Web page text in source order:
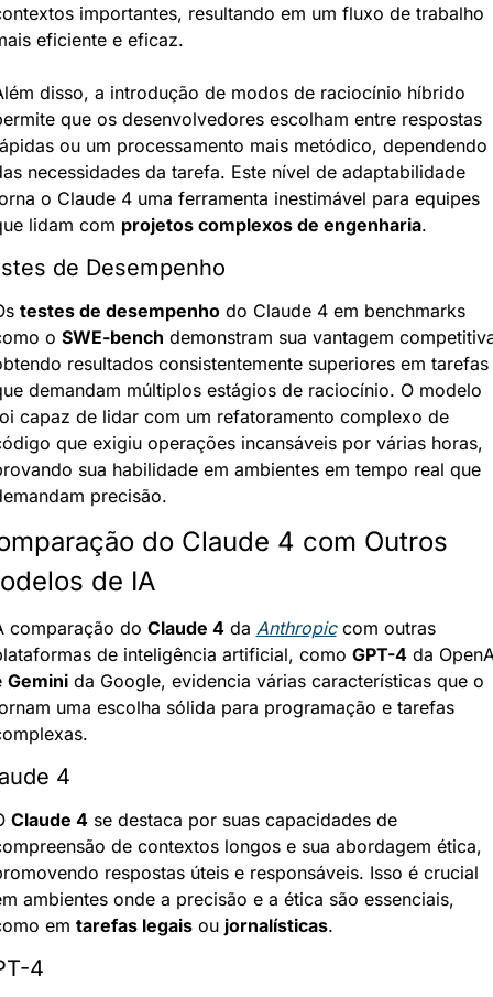
importantes, resultando em um fluxo de trabalho
eficiente e eficaz.
disso, a introdução de modos de raciocínio híbrido
que os desenvolvedores escolham entre respostas
ou um processamento mais metódico, dependendo
necessidades da tarefa. Este nível de adaptabilidade
o Claude 4 uma ferramenta inestimável para equipes
lidam com projetos complexos de engenharia.
de Desempenho
testes de desempenho do Claude 4 em benchmarks
o SWE-bench demonstram sua vantagem
resultados consistentemente superiores em tarefas
demandam múltiplos estágios de raciocínio. O modelo
capaz de lidar com um refatoramento complexo de
que exigiu operações incansáveis por várias horas,
sua habilidade em ambientes em tempo real que
precisão.
do Claude 4 com Outros
de IA
comparação do Claude 4 da Anthropic com outras
de inteligência artificial, como GPT-4 da
Gemini da Google, evidencia várias características que o
uma escolha sólida para programação e tarefas
4
Claude 4 se destaca por suas capacidades de
de contextos longos e sua abordagem ética,
respostas úteis e responsáveis. Isso é crucial
ambientes onde a precisão e a ética são essenciais,
em tarefas legais ou jornalísticas.
4